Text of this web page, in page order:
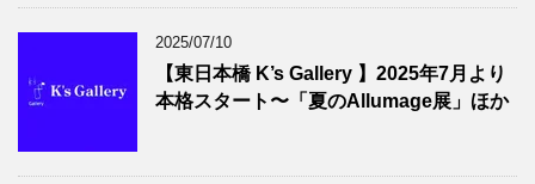
2025/07/10
【東日本橋 K’s Gallery 】2025年7月より
本格スタート〜「夏のAllumage展」ほか